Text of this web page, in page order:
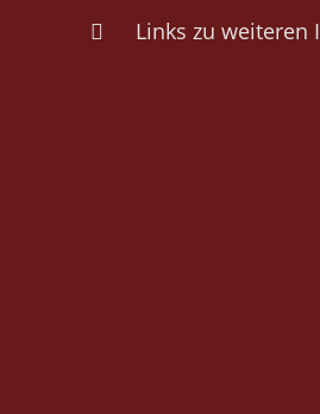
 Links zu